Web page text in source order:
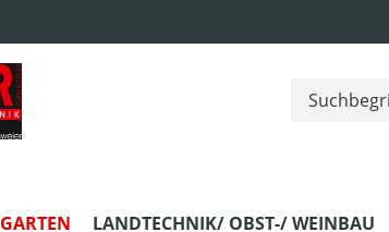
GARTEN LANDTECHNIK/ OBST-/ WEINBAU